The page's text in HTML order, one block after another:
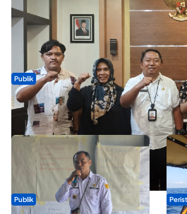
Publik
Dua Talenta Muda Ternate Wakili
Nusantara 2026
Publik